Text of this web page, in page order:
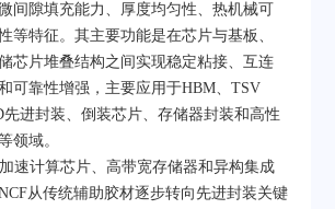
间隙填充能力、厚度均匀性、热机械可
等特征。其主要功能是在芯片与基板、
芯片堆叠结构之间实现稳定粘接、互连
可靠性增强，主要应用于HBM、TSV
先进封装、倒装芯片、存储器封装和高性
领域。
速计算芯片、高带宽存储器和异构集成
从传统辅助胶材逐步转向先进封装关键